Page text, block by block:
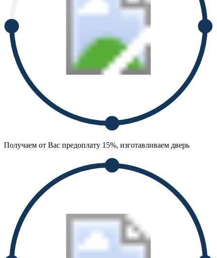
Получаем от Вас предоплату 15%, изготавливаем дверь